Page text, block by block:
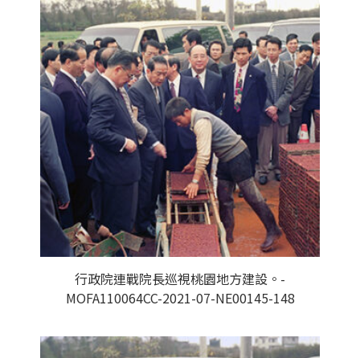
行政院連戰院長巡視桃園地方建設。-
MOFA110064CC-2021-07-NE00145-148